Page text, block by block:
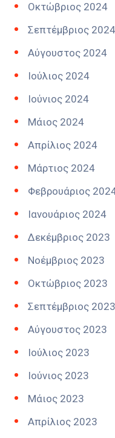
Οκτώβριος 2024
Σεπτέμβριος 2024
Αύγουστος 2024
Ιούλιος 2024
Ιούνιος 2024
Μάιος 2024
Απρίλιος 2024
Μάρτιος 2024
Φεβρουάριος
Ιανουάριος 2024
Δεκέμβριος 2023
Νοέμβριος 2023
Οκτώβριος 2023
Σεπτέμβριος 2023
Αύγουστος 2023
Ιούλιος 2023
Ιούνιος 2023
Μάιος 2023
Απρίλιος 2023